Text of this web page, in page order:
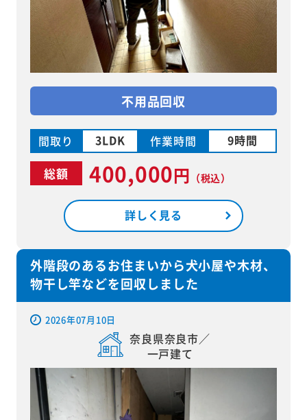
不用品回収
間取り 3LDK 作業時間 9時間
総額 400,000円 （税込）
詳しく見る
外階段のあるお住まいから犬小屋や木材、
物干し竿などを回収しました
2026年07月10日
奈良県奈良市／
一戸建て